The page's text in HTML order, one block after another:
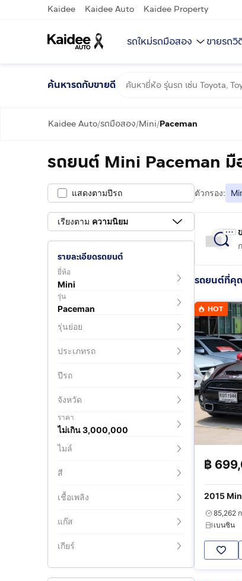
Kaidee Kaidee Auto Kaidee Property
รถใหม่รถมือสอง ขายรถวิ
ค้นหารถกับขายดี
Kaidee Auto/รถมือสอง/Mini/Paceman
รถยนต์ Mini Paceman
แสดงตามปีรถ
เรียงตาม ความนิยม
รายละเอียดรถยนต์
ยี่ห้อ
Mini
รุ่น
Paceman
รุ่นย่อย
ประเภทรถ
ปีรถ
จังหวัด
ราคา
ไม่เกิน 3,000,000
ไมล์
สี
เชื้อเพลิง
แก๊ส
เกียร์
ตัวกรอง:
รถยนต์ที่คุ
HOT
฿
2015
85,262
เบนซิน